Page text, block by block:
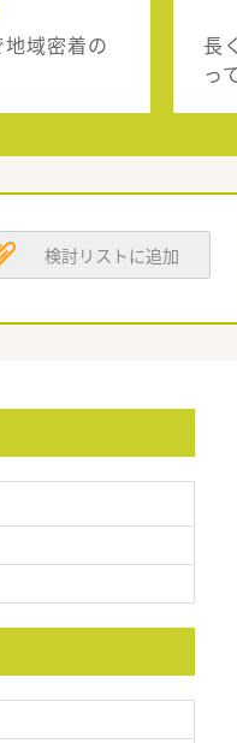
域密着の
長
っ
検討リストに追加